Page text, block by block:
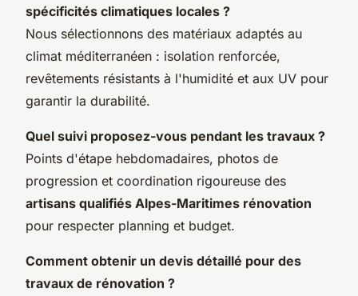
spécificités climatiques locales ?
Nous sélectionnons des matériaux adaptés au
climat méditerranéen : isolation renforcée,
revêtements résistants à l'humidité et aux UV pour
garantir la durabilité.
Quel suivi proposez-vous pendant les travaux ?
Points d'étape hebdomadaires, photos de
progression et coordination rigoureuse des
artisans qualifiés Alpes-Maritimes rénovation
pour respecter planning et budget.
Comment obtenir un devis détaillé pour des
travaux de rénovation ?